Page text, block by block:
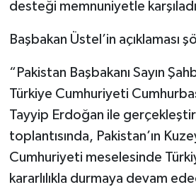
desteği memnuniyetle
Başbakan Üstel’in açıklaması
“Pakistan Başbakanı Sayın
Türkiye Cumhuriyeti
Tayyip Erdoğan ile
toplantısında, Pakistan’ın
Cumhuriyeti meselesinde
kararlılıkla durmaya devam